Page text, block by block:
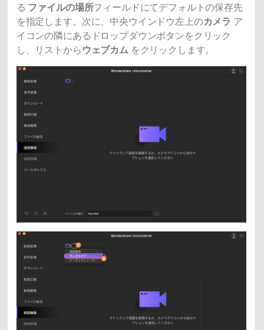
る ファイルの場所フィールドにてデフォルトの保存先
を指定します。次に、中央ウインドウ左上のカメラ ア
イコンの隣にあるドロップダウンボタンをクリック
し、リストから ウェブカム をクリックします。